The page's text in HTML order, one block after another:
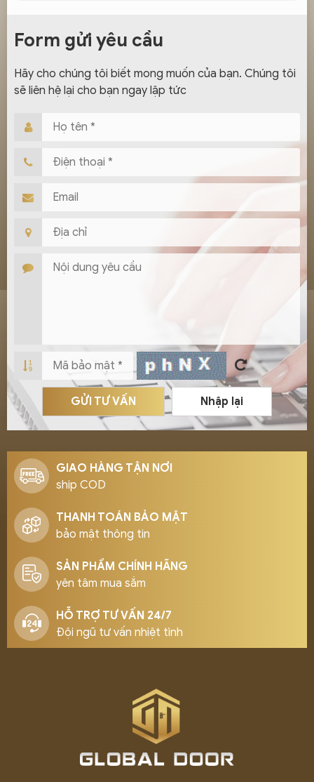
Form gửi yêu cầu
Hãy cho chúng tôi biết mong muốn của bạn. Chúng tôi
sẽ liên hệ lại cho bạn ngay lập tức
GỬI TƯ VẤN Nhập lại
GIAO HÀNG TẬN NƠI
ship COD
THANH TOÁN BẢO MẬT
bảo mật thông tin
SẢN PHẨM CHÍNH HÃNG
yên tâm mua sắm
HỖ TRỢ TƯ VẤN 24/7
Đội ngũ tư vấn nhiệt tình